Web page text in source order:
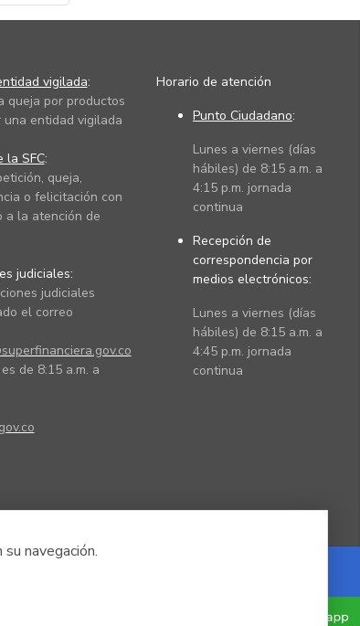
navegación.
vigilada:
queja por productos
entidad vigilada
la SFC:
queja,
o felicitación con
a la atención de
judiciales:
judiciales
el correo
de 8:15 a.m. a
Horario de atención
Punto Ciudadano:
Lunes a viernes (días
hábiles) de 8:15 a.m. a
4:15 p.m. jornada
continua
Recepción de
correspondencia por
medios electrónicos:
Lunes a viernes (días
hábiles) de 8:15 a.m. a
4:45 p.m. jornada
continua
Powered by Nexura